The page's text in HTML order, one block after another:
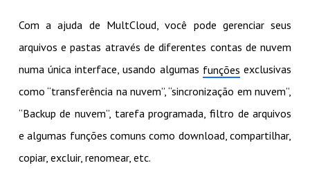
Com a ajuda de MultCloud, você pode gerenciar seus
arquivos e pastas através de diferentes contas de nuvem
numa única interface, usando algumas funções exclusivas
como “transferência na nuvem”, “sincronização em nuvem”,
“Backup de nuvem”, tarefa programada, filtro de arquivos
e algumas funções comuns como download, compartilhar,
copiar, excluir, renomear, etc.